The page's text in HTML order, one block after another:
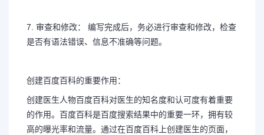
7. 审查和修改： 编写完成后，务必进行审查和修改，检查
是否有语法错误、信息不准确等问题。
创建百度百科的重要作用：
创建医生人物百度百科对医生的知名度和认可度有着重要
的作用。百度百科是百度搜索结果中的重要一环，拥有较
高的曝光率和流量。通过在百度百科上创建医生的页面，